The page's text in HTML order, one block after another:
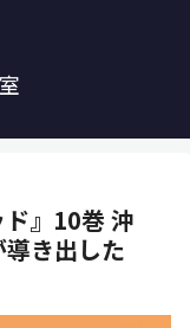
ド』10巻 沖
き出した